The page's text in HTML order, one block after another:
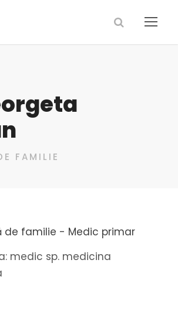
FAMILIE
de familie - Medic primar
medic sp. medicina